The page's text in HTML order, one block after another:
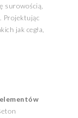
surowością,
Projektując
jak cegła,
elementów